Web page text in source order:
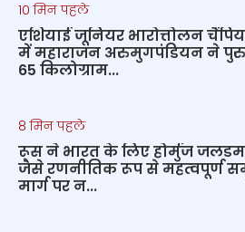
10 मिन पहले
एशियाई जूनियर भारोत्तोलन
में महाराजन अरुमुगपंडियन ने
65 किलोग्राम...
8 मिन पहले
रूस ने भारत के लिए होर्मुज
जैसे रणनीतिक रूप से महत्वपूर्ण
मार्ग पर न...